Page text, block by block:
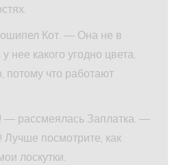
Кот. — Она не в
нее какого угодно цвета,
потому что работают
— рассмеялась Заплатка. —
Лучше посмотрите, как
лоскутки.